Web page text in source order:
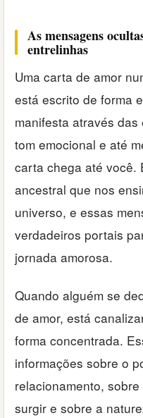
As mensagens
entrelinhas
Uma carta de amor
está escrito de forma
manifesta através
tom emocional e até
carta chega até você.
ancestral que nos
universo, e essas
verdadeiros portais
jornada amorosa.
Quando alguém se
de amor, está
forma concentrada.
informações sobre o
relacionamento,
surgir e sobre a